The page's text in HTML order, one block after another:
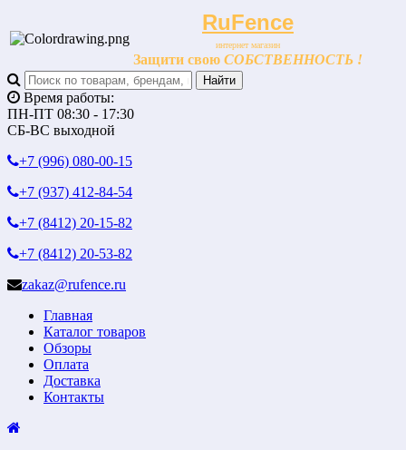
RuFence
интернет магазин
Защити свою СОБСТВЕННОСТЬ !
Время работы:
ПН-ПТ 08:30 - 17:30
СБ-ВС выходной
+7 (996) 080-00-15
+7 (937) 412-84-54
+7 (8412) 20-15-82
+7 (8412) 20-53-82
zakaz@rufence.ru
Главная
Каталог товаров
Обзоры
Оплата
Доставка
Контакты